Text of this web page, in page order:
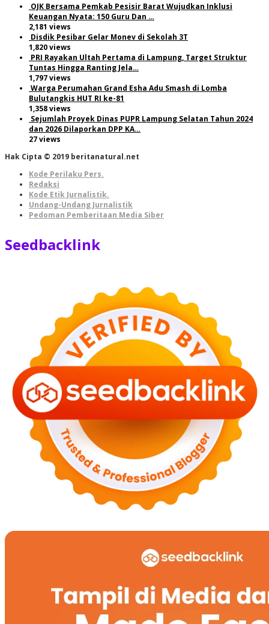
OJK Bersama Pemkab Pesisir Barat Wujudkan Inklusi
Keuangan Nyata: 150 Guru Dan …
2,181 views
Disdik Pesibar Gelar Monev di Sekolah 3T
1,820 views
PRI Rayakan Ultah Pertama di Lampung, Target Struktur
Tuntas Hingga Ranting Jela…
1,797 views
Warga Perumahan Grand Esha Adu Smash di Lomba
Bulutangkis HUT RI ke-81
1,358 views
Sejumlah Proyek Dinas PUPR Lampung Selatan Tahun 2024
dan 2026 Dilaporkan DPP KA…
27 views
Hak Cipta © 2019 beritanatural.net
Kode Perilaku Pers.
Redaksi
Kode Etik Jurnalistik.
Undang-Undang Jurnalistik
Pedoman Pemberitaan Media Siber
Seedbacklink